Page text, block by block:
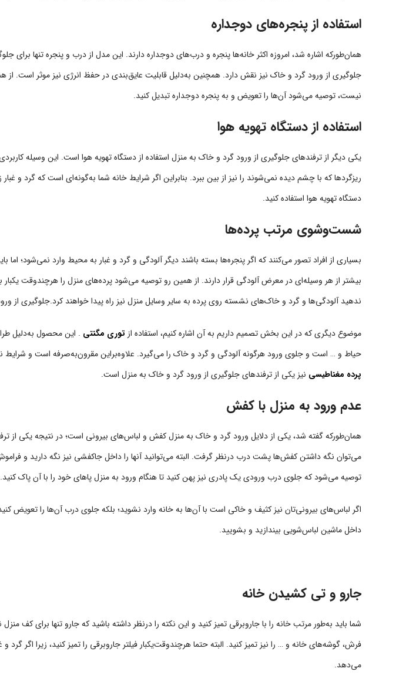
استفاده از پنجره‌های دوجداره
همان‌طورکه اشاره شد، امروزه اکثر خانه‌ها پنجره و درب‌های دوجداره دارند. این مدل از درب و پنجره تنها برای
جلوگیری از ورود گرد و خاک نیز نقش دارد. همچنین به‌دلیل قابلیت عایق‌بندی در حفظ انرژی نیز موثر است. از
نیست، توصیه می‌شود آن‌ها را تعویض و به پنجره دوجداره تبدیل کنید.
استفاده از دستگاه تهویه هوا
یکی دیگر از ترفندهای جلوگیری از ورود گرد و خاک به منزل استفاده از دستگاه تهویه هوا است. این وسیله
ریزگردها که با چشم دیده نمی‌شوند را نیز از بین ببرد. بنابراین اگر شرایط خانه شما به‌گونه‌ای است که گرد و
دستگاه تهویه هوا استفاده کنید.
شست‌وشوی مرتب پرده‌ها
بسیاری از افراد تصور می‌کنند که اگر پنجره‌ها بسته باشند دیگر آلودگی و گرد و غبار به محیط وارد نمی‌شود؛
بیشتر از هر وسیله‌ای در معرض آلودگی قرار دارند. از همین رو توصیه می‌شود پرده‌های منزل را هرچندوقت یکبار
ندهید آلودگی‌ها و گرد و خاک‌های نشسته روی پرده به سایر وسایل منزل نیز راه پیدا خواهند کرد.جلوگیری از
موضوع دیگری که در این بخش تصمیم داریم به آن اشاره کنیم، استفاده از توری مگنتی . این محصول به‌دلیل
حیاط و … است و جلوی ورود هرگونه آلودگی و گرد و خاک را می‌گیرد. علاوه‌براین مقرون‌به‌صرفه است و شرایط
پرده مغناطیسی نیز یکی از ترفندهای جلوگیری از ورود گرد و خاک به منزل است.
عدم ورود به منزل با کفش
همان‌طورکه گفته شد، یکی از دلایل ورود گرد و خاک به منزل کفش و لباس‌های بیرونی است؛ در نتیجه یکی از
می‌توان نگه داشتن کفش‌ها پشت درب درنظر گرفت. البته می‌توانید آن‏ها را داخل جاکفشی نیز نگه دارید و
توصیه می‌شود که جلوی درب ورودی یک پادری نیز پهن کنید تا هنگام ورود به منزل پاهای خود را با آن پاک کنید.
اگر لباس‌های بیرونی‌تان نیز کثیف و خاکی است با آن‌ها به خانه وارد نشوید؛ بلکه جلوی درب آن‌ها را تعویض
داخل ماشین لباس‌شویی بیندازید و بشویید.
جارو و تی کشیدن خانه
شما باید به‌طور مرتب خانه را با جاروبرقی تمیز کنید و این نکته را درنظر داشته باشید که جارو تنها برای کف
فرش، گوشه‌های خانه و … را نیز تمیز کنید. البته حتما هرچندوقت‌یکبار فیلتر جاروبرقی را تمیز کنید، زیرا اگر
می‌دهد.